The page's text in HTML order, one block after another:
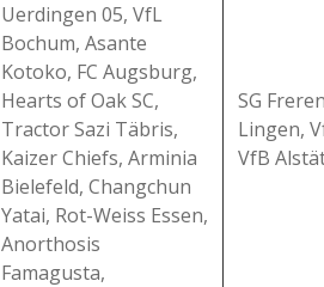
Uerdingen 05, VfL
Bochum, Asante
Kotoko, FC Augsburg,
Hearts of Oak SC,
Tractor Sazi Täbris,
Kaizer Chiefs, Arminia
Bielefeld, Changchun
Yatai, Rot-Weiss Essen,
Anorthosis
Famagusta,
SG
Lingen,
VfB